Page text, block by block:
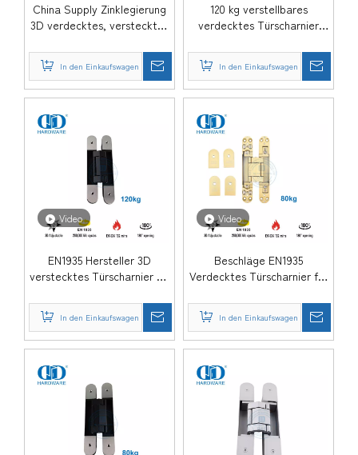
China Supply Zinklegierung
3D verdecktes, verstecktes
leise Einstellung, 180 Grad
kommerzielles Stahl-
Holzscharnier-DDCH008-
In den Einkaufswagen
120 kg verstellbares
verdecktes Türscharnier
Metalltüren-DDCH008-G120
In den Einkaufswagen
Video
EN1935 Hersteller 3D
verstecktes Türscharnier für
DDCH008-G120
In den Einkaufswagen
Video
Beschläge EN1935
Verdecktes Türscharnier für
DDCH008-G80
In den Einkaufswagen